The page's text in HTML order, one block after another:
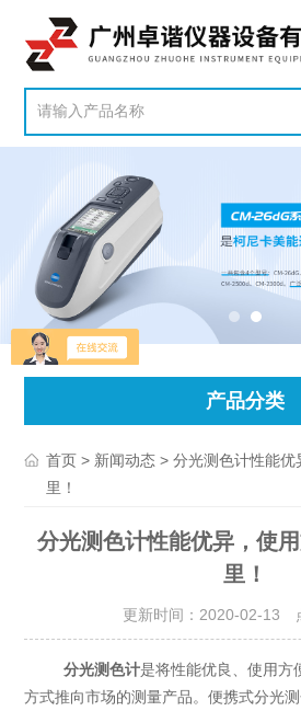
产品分类
首页 > 新闻动态 > 分光测色计性能
里！
分光测色计性能优异，使
里！
更新时间：2020-02-13
分光测色计是将性能优良、使用方
方式推向市场的测量产品。便携式分光